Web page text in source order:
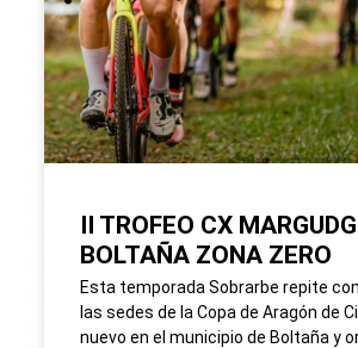
II TROFEO CX
BOLTAÑA ZONA ZERO
Esta temporada Sobrarbe repite
las sedes de la Copa de Aragón de
nuevo en el municipio de Boltaña y